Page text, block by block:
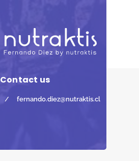
Contact us
/ fernando.diez@nutraktis.cl